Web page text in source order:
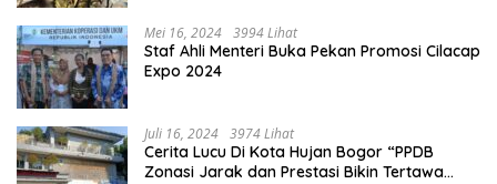
Mei 16, 2024 3994 Lihat
Staf Ahli Menteri Buka Pekan Promosi Cilacap
Expo 2024
Juli 16, 2024 3974 Lihat
Cerita Lucu Di Kota Hujan Bogor “PPDB
Zonasi Jarak dan Prestasi Bikin Tertawa